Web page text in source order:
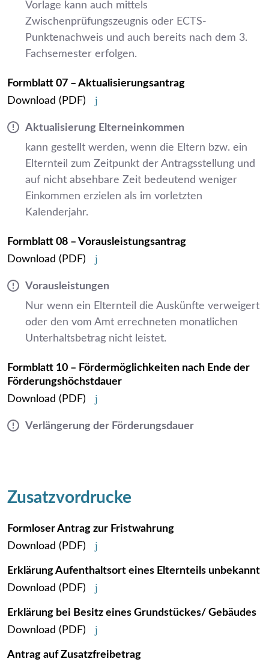
Vorlage kann auch mittels
Zwischenprüfungszeugnis oder ECTS-
Punktenachweis und auch bereits nach dem 3.
Fachsemester erfolgen.
Formblatt 07 – Aktualisierungsantrag
Download (PDF)
Aktualisierung Elterneinkommen
kann gestellt werden, wenn die Eltern bzw. ein
Elternteil zum Zeitpunkt der Antragsstellung und
auf nicht absehbare Zeit bedeutend weniger
Einkommen erzielen als im vorletzten
Kalenderjahr.
Formblatt 08 – Vorausleistungsantrag
Download (PDF)
Vorausleistungen
Nur wenn ein Elternteil die Auskünfte verweigert
oder den vom Amt errechneten monatlichen
Unterhaltsbetrag nicht leistet.
Formblatt 10 – Fördermöglichkeiten nach Ende der
Förderungshöchstdauer
Download (PDF)
Verlängerung der Förderungsdauer
Zusatzvordrucke
Formloser Antrag zur Fristwahrung
Download (PDF)
Erklärung Aufenthaltsort eines Elternteils unbekannt
Download (PDF)
Erklärung bei Besitz eines Grundstückes/ Gebäudes
Download (PDF)
Antrag auf Zusatzfreibetrag